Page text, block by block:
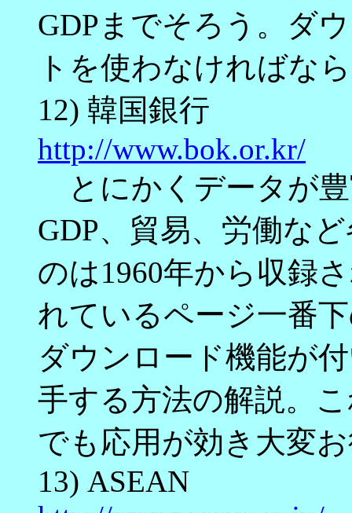
GDPまでそろう。ダ
トを使わなければな
12) 韓国銀行
http://www.bok.or.kr/
とにかくデータが
GDP、貿易、労働な
のは1960年から収録
れているページ一番
ダウンロード機能が
手する方法の解説。
でも応用が効き大変
13) ASEAN